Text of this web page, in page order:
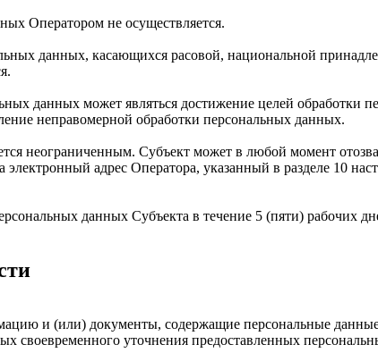
Оператором не осуществляется.
данных, касающихся расовой, национальной
данных может являться достижение целей обработки
неправомерной обработки персональных данных.
неограниченным. Субъект может в любой момент
адрес Оператора, указанный в разделе 10
данных Субъекта в течение 5 (пяти) рабочих
и (или) документы, содержащие персональные
своевременного уточнения предоставленных